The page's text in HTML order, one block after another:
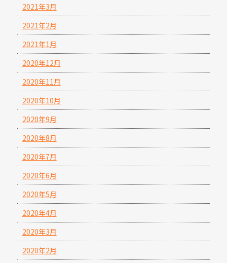
2021年3月
2021年2月
2021年1月
2020年12月
2020年11月
2020年10月
2020年9月
2020年8月
2020年7月
2020年6月
2020年5月
2020年4月
2020年3月
2020年2月